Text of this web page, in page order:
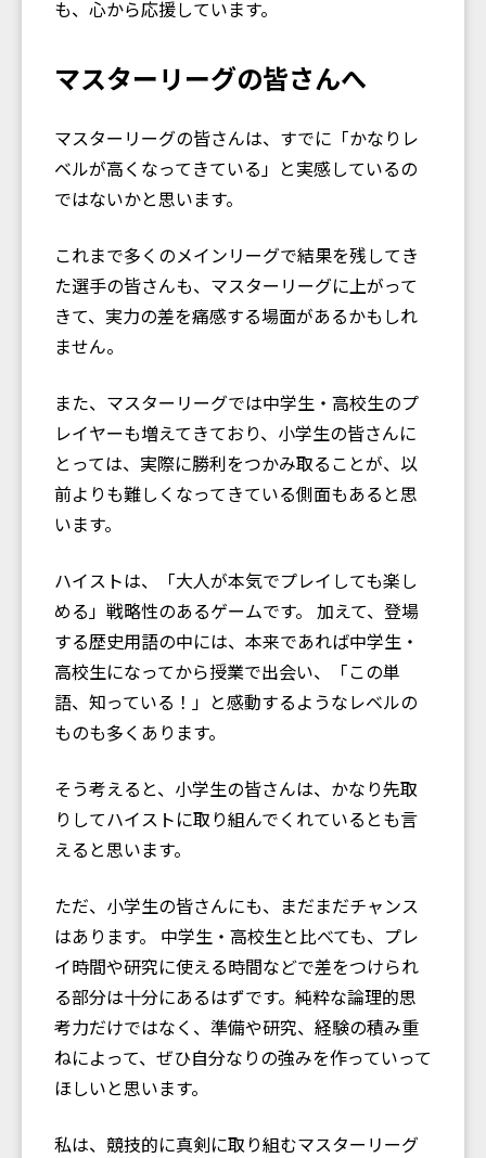
も、心から応援しています。
マスターリーグの皆さんへ
マスターリーグの皆さんは、すでに「かなりレ
ベルが高くなってきている」と実感しているの
ではないかと思います。
これまで多くのメインリーグで結果を残してき
た選手の皆さんも、マスターリーグに上がって
きて、実力の差を痛感する場面があるかもしれ
ません。
また、マスターリーグでは中学生・高校生のプ
レイヤーも増えてきており、小学生の皆さんに
とっては、実際に勝利をつかみ取ることが、以
前よりも難しくなってきている側面もあると思
います。
ハイストは、「大人が本気でプレイしても楽し
める」戦略性のあるゲームです。 加えて、登場
する歴史用語の中には、本来であれば中学生・
高校生になってから授業で出会い、「この単
語、知っている！」と感動するようなレベルの
ものも多くあります。
そう考えると、小学生の皆さんは、かなり先取
りしてハイストに取り組んでくれているとも言
えると思います。
ただ、小学生の皆さんにも、まだまだチャンス
はあります。 中学生・高校生と比べても、プレ
イ時間や研究に使える時間などで差をつけられ
る部分は十分にあるはずです。純粋な論理的思
考力だけではなく、準備や研究、経験の積み重
ねによって、ぜひ自分なりの強みを作っていって
ほしいと思います。
私は、競技的に真剣に取り組むマスターリーグ